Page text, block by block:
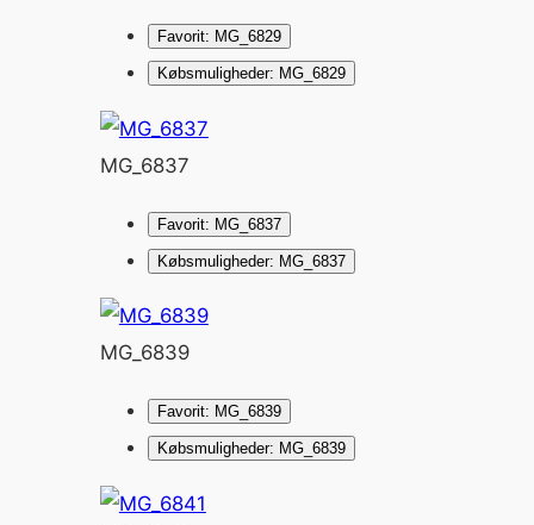
Favorit: MG_6829
Købsmuligheder: MG_6829
MG_6837
Favorit: MG_6837
Købsmuligheder: MG_6837
MG_6839
Favorit: MG_6839
Købsmuligheder: MG_6839